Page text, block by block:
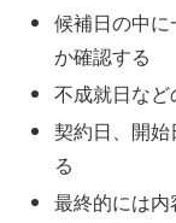
候補日の中
か確認する
不成就日な
契約日、開
る
最終的には